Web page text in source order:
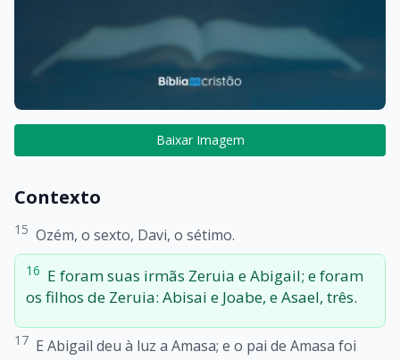
Baixar Imagem
Contexto
15 Ozém, o sexto, Davi, o sétimo.
16 E foram suas irmãs Zeruia e Abigail; e foram
os filhos de Zeruia: Abisai e Joabe, e Asael, três.
17 E Abigail deu à luz a Amasa; e o pai de Amasa foi